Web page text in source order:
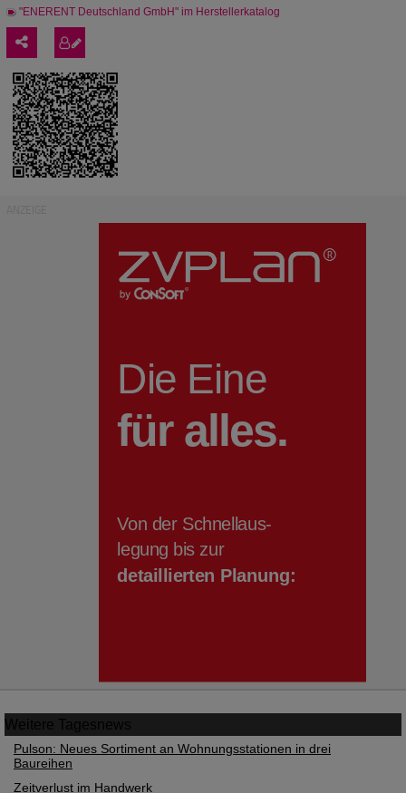
"ENERENT Deutschland GmbH" im Herstellerkatalog
Weitere Tagesnews
Pulson: Neues Sortiment an Wohnungsstationen in drei
Baureihen
Zeitverlust im Handwerk